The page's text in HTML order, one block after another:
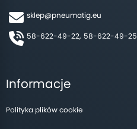
sklep@pneumatig.eu
58-622-49-22, 58-622-49-25
Informacje
Polityka plików cookie